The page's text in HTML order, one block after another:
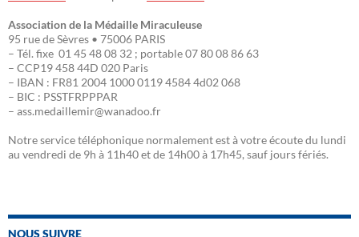
Association de la Médaille Miraculeuse
95 rue de Sèvres • 75006 PARIS
– Tél. fixe 01 45 48 08 32 ; portable 07 80 08 86 63
– CCP19 458 44D 020 Paris
– IBAN : FR81 2004 1000 0119 4584 4d02 068
– BIC : PSSTFRPPPAR
– ass.medaillemir@wanadoo.fr
Notre service téléphonique normalement est à votre écoute du lundi
au vendredi de 9h à 11h40 et de 14h00 à 17h45, sauf jours fériés.
NOUS SUIVRE